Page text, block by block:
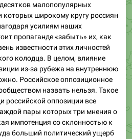
малопопулярных
которых широкому кругу россиян
усилиям наших
пропаганде «забыть» их, как
известности этих личностей
колодца. В целом, влияние
из-за рубежа на внутреннюю
Российское оппозиционное
назвать нельзя. Такое
российской оппозиции все
пары которых три мнения о
импотенция со склонностью к
больший политический ущерб